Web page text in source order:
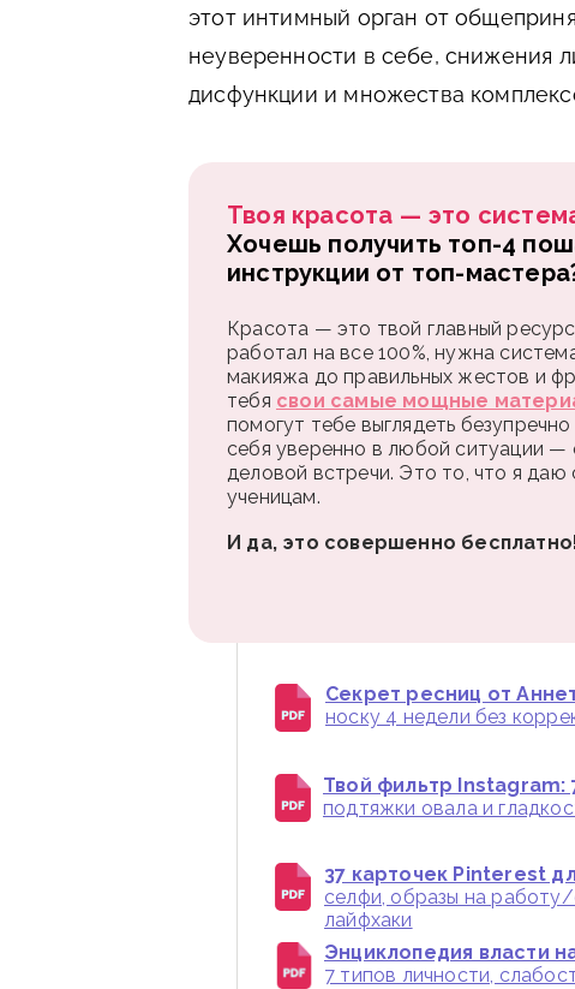
этот интимный орган от
неуверенности в себе, снижения
дисфункции и множества
Твоя красота — это
Хочешь получить топ-4
инструкции от топ-
Красота — это твой главный
работал на все 100%, нужна
макияжа до правильных жестов и
тебя свои самые мощные
помогут тебе выглядеть
себя уверенно в любой ситуации —
деловой встречи. Это то, что я даю
ученицам.
И да, это совершенно
Секрет ресниц от
носку 4 недели без
Твой фильтр Instagram:
подтяжки овала и
37 карточек Pinterest
селфи, образы на
лайфхаки
Энциклопедия власти
7 типов личности,